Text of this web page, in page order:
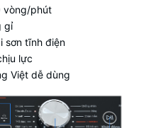
vòng/phút
gỉ
sơn tĩnh điện
lực
Việt dễ dùng